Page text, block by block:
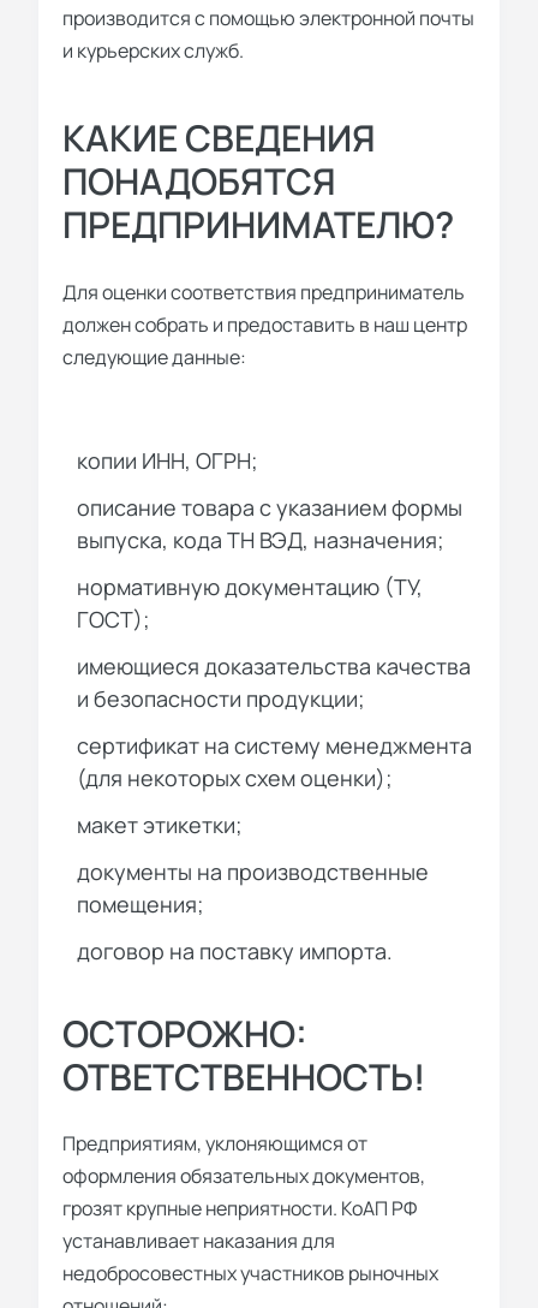
производится с помощью электронной почты
и курьерских служб.
КАКИЕ СВЕДЕНИЯ
ПОНАДОБЯТСЯ
ПРЕДПРИНИМАТЕЛЮ?
Для оценки соответствия предприниматель
должен собрать и предоставить в наш центр
следующие данные:
копии ИНН, ОГРН;
описание товара с указанием формы
выпуска, кода ТН ВЭД, назначения;
нормативную документацию (ТУ,
ГОСТ);
имеющиеся доказательства качества
и безопасности продукции;
сертификат на систему менеджмента
(для некоторых схем оценки);
макет этикетки;
документы на производственные
помещения;
договор на поставку импорта.
ОСТОРОЖНО:
ОТВЕТСТВЕННОСТЬ!
Предприятиям, уклоняющимся от
оформления обязательных документов,
грозят крупные неприятности. КоАП РФ
устанавливает наказания для
недобросовестных участников рыночных